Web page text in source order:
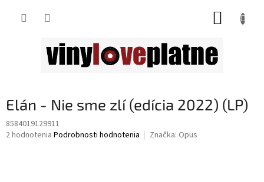
Elán - Nie sme zlí (edícia 2022) (LP)
8584019129911
Priemerné
2 hodnotenia Podrobnosti hodnotenia Značka: Opus